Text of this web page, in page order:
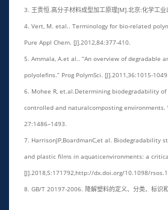
3. 王贵恒.高分子材料成型加工原理[M].北京:化学工业
4. Vert, M. etal.. Terminology for bio-related
Pure Appl Chem. [J].2012,84:377-410.
5. Ammala, A.et al.. “An overview of degradable
polyolefins.” Prog PolymSci. [J].2011,36:1015-1049.
6. Mohee R, et.al.Determining biodegradability
controlled and naturalcomposting environments.
27:1486–1493.
7. HarrisonJP,BoardmanC,et al. Biodegradability
and plastic films in aquaticenvironments: a
[J].2018,5:171792,http://dx.doi.org/10.1098/
8. GB/T 20197-2006. 降解塑料的定义、分类、标识